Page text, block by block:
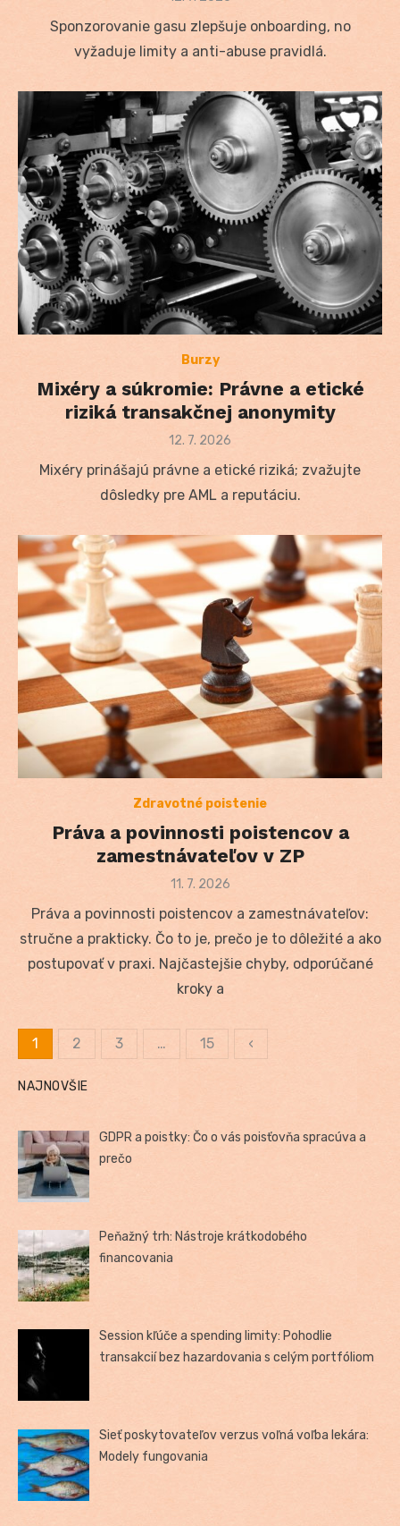
Sponzorovanie gasu zlepšuje onboarding, no
vyžaduje limity a anti-abuse pravidlá.
Burzy
Mixéry a súkromie: Právne a etické
riziká transakčnej anonymity
Posted
12. 7. 2026
Mixéry prinášajú právne a etické riziká; zvažujte
dôsledky pre AML a reputáciu.
Zdravotné poistenie
Práva a povinnosti poistencov a
zamestnávateľov v ZP
Posted
11. 7. 2026
Práva a povinnosti poistencov a zamestnávateľov:
stručne a prakticky. Čo to je, prečo je to dôležité a ako
postupovať v praxi. Najčastejšie chyby, odporúčané
kroky a
Stránkovanie
príspevkov
1 2 3 … 15 ‹
NAJNOVŠIE
GDPR a poistky: Čo o vás poisťovňa spracúva a
prečo
Peňažný trh: Nástroje krátkodobého
financovania
Session kľúče a spending limity: Pohodlie
transakcií bez hazardovania s celým portfóliom
Sieť poskytovateľov verzus voľná voľba lekára:
Modely fungovania